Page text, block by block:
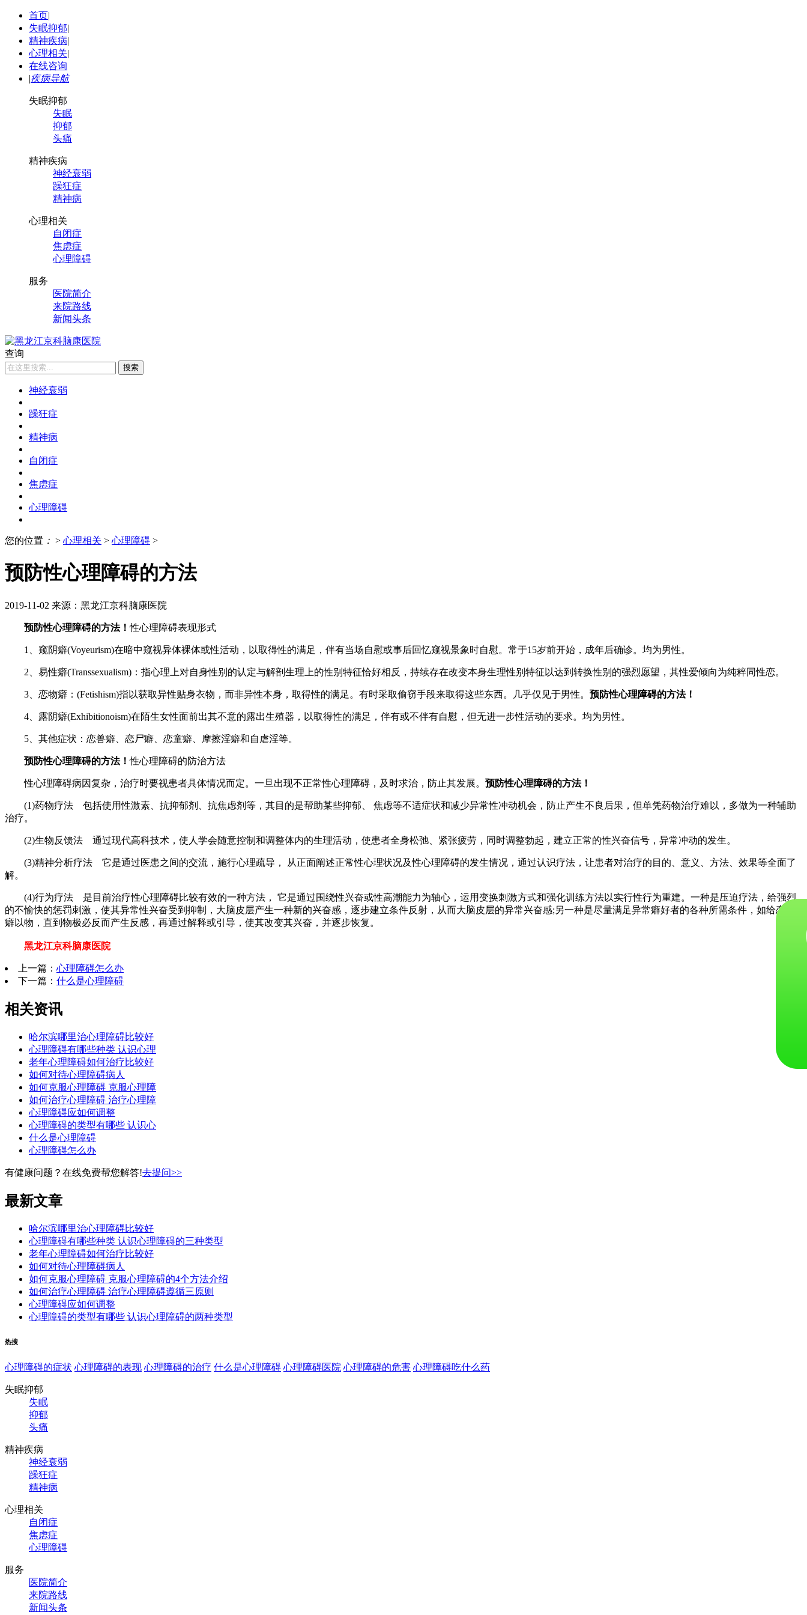
首页|
失眠抑郁|
精神疾病|
心理相关|
在线咨询
|疾病导航
失眠抑郁
失眠
抑郁
头痛
精神疾病
神经衰弱
躁狂症
精神病
心理相关
自闭症
焦虑症
心理障碍
服务
医院简介
来院路线
新闻头条
查询
搜索
神经衰弱
躁狂症
精神病
自闭症
焦虑症
心理障碍
您的位置 ： > 心理相关 > 心理障碍 >
预防性心理障碍的方法
2019-11-02 来源：黑龙江京科脑康医院
预防性心理障碍的方法！性心理障碍表现形式
1、窥阴癖(Voyeurism)在暗中窥视异体裸体或性活动，以取得性的满足，伴有当场自慰或事后回忆窥视景象时自慰。常于15岁前开始，成年后确诊。均为男性。
2、易性癖(Transsexualism)：指心理上对自身性别的认定与解剖生理上的性别特征恰好相反，持续存在改变本身生理性别特征以达到转换性别的强烈愿望，其性爱倾向为纯粹同性恋。
3、恋物癖：(Fetishism)指以获取异性贴身衣物，而非异性本身，取得性的满足。有时采取偷窃手段来取得这些东西。几乎仅见于男性。 预防性心理障碍的方法！
4、露阴癖(Exhibitionoism)在陌生女性面前出其不意的露出生殖器，以取得性的满足，伴有或不伴有自慰，但无进一步性活动的要求。均为男性。
5、其他症状：恋兽癖、恋尸癖、恋童癖、摩擦淫癖和自虐淫等。
预防性心理障碍的方法！性心理障碍的防治方法
性心理障碍病因复杂，治疗时要视患者具体情况而定。一旦出现不正常性心理障碍，及时求治，防止其发展。 预防性心理障碍的方法！
(1)药物疗法 包括使用性激素、抗抑郁剂、抗焦虑剂等，其目的是帮助某些抑郁、 焦虑等不适症状和减少异常性冲动机会，防止产生不良后果，但单凭药物治疗难以，多做为一种辅助
治疗。
(2)生物反馈法 通过现代高科技术，使人学会随意控制和调整体内的生理活动，使患者全身松弛、紧张疲劳，同时调整勃起，建立正常的性兴奋信号，异常冲动的发生。
(3)精神分析疗法 它是通过医患之间的交流，施行心理疏导， 从正面阐述正常性心理状况及性心理障碍的发生情况，通过认识疗法，让患者对治疗的目的、意义、方法、效果等全面了
解。
(4)行为疗法 是目前治疗性心理障碍比较有效的一种方法， 它是通过围绕性兴奋或性高潮能力为轴心，运用变换刺激方式和强化训练方法以实行性行为重建。一种是压迫疗法，给强烈
的不愉快的惩罚刺激，使其异常性兴奋受到抑制，大脑皮层产生一种新的兴奋感，逐步建立条件反射，从而大脑皮层的异常兴奋感;另一种是尽量满足异常癖好者的各种所需条件，如给恋物
癖以物，直到物极必反而产生反感，再通过解释或引导，使其改变其兴奋，并逐步恢复。
黑龙江京科脑康医院
上一篇： 心理障碍怎么办
下一篇： 什么是心理障碍
相关资讯
哈尔滨哪里治心理障碍比较好
心理障碍有哪些种类 认识心理
老年心理障碍如何治疗比较好
如何对待心理障碍病人
如何克服心理障碍 克服心理障
如何治疗心理障碍 治疗心理障
心理障碍应如何调整
心理障碍的类型有哪些 认识心
什么是心理障碍
心理障碍怎么办
有健康问题？在线免费帮您解答!去提问>>
最新文章
哈尔滨哪里治心理障碍比较好
心理障碍有哪些种类 认识心理障碍的三种类型
老年心理障碍如何治疗比较好
如何对待心理障碍病人
如何克服心理障碍 克服心理障碍的4个方法介绍
如何治疗心理障碍 治疗心理障碍遵循三原则
心理障碍应如何调整
心理障碍的类型有哪些 认识心理障碍的两种类型
热搜
心理障碍的症状 心理障碍的表现 心理障碍的治疗 什么是心理障碍 心理障碍医院 心理障碍的危害 心理障碍吃什么药
失眠抑郁
失眠
抑郁
头痛
精神疾病
神经衰弱
躁狂症
精神病
心理相关
自闭症
焦虑症
心理障碍
服务
医院简介
来院路线
新闻头条